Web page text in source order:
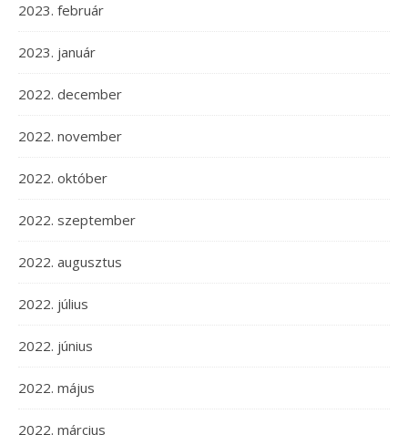
2023. február
2023. január
2022. december
2022. november
2022. október
2022. szeptember
2022. augusztus
2022. július
2022. június
2022. május
2022. március